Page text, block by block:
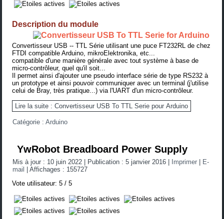
Description du module
Convertisseur USB -- TTL Série utilisant une puce FT232RL de chez
FTDI compatible Arduino, mikroElektronika, etc...
compatible d'une manière générale avec tout système à base de
micro-contrôleur, quel qu'il soit...
Il permet ainsi d'ajouter une pseudo interface série de type RS232 à
un prototype et ainsi pouvoir communiquer avec un terminal (j'utilise
celui de Bray, très pratique...) via l'UART d'un micro-contrôleur.
Lire la suite : Convertisseur USB To TTL Serie pour Arduino
Catégorie :Arduino
YwRobot Breadboard Power Supply
Mis à jour : 10 juin 2022 Publication : 5 janvier 2016 Imprimer
E-
mail
|Affichages : 155727
Vote utilisateur:5 /5